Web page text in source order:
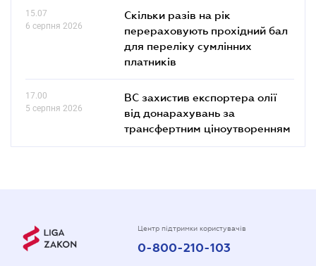
15.07
6 серпня 2026
Скільки разів на рік
перераховують прохідний бал
для переліку сумлінних
платників
17.00
5 серпня 2026
ВС захистив експортера олії
від донарахувань за
трансфертним ціноутворенням
Центр підтримки користувачів
0-800-210-103